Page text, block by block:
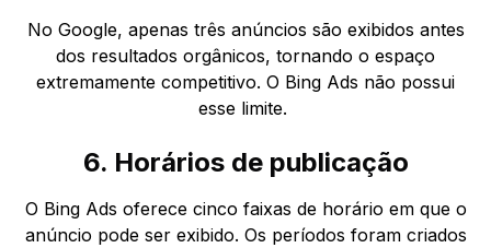
No Google, apenas três anúncios são exibidos antes
dos resultados orgânicos, tornando o espaço
extremamente competitivo. O Bing Ads não possui
esse limite.
6. Horários de publicação
O Bing Ads oferece cinco faixas de horário em que o
anúncio pode ser exibido. Os períodos foram criados